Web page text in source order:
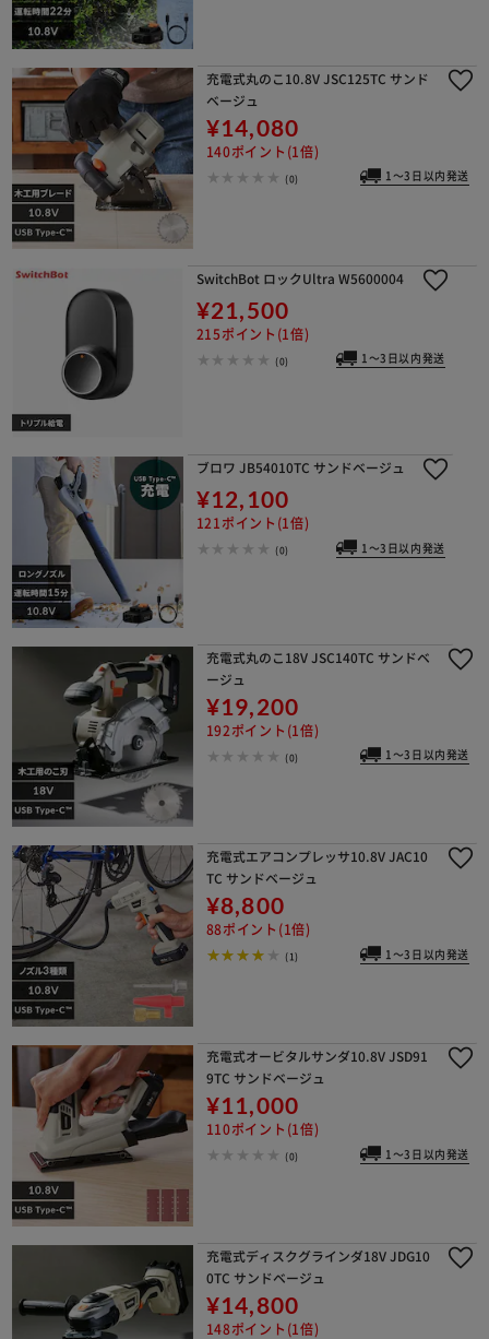
充電式丸のこ10.8V JSC125TC サンド
ベージュ
¥14,080
140ポイント(1倍)
(0) 1～3日以内発送
SwitchBot ロックUltra W5600004
¥21,500
215ポイント(1倍)
(0) 1～3日以内発送
ブロワ JB54010TC サンドベージュ
¥12,100
121ポイント(1倍)
(0) 1～3日以内発送
充電式丸のこ18V JSC140TC サンドベ
ージュ
¥19,200
192ポイント(1倍)
(0) 1～3日以内発送
充電式エアコンプレッサ10.8V JAC10
TC サンドベージュ
¥8,800
88ポイント(1倍)
(1) 1～3日以内発送
充電式オービタルサンダ10.8V JSD91
9TC サンドベージュ
¥11,000
110ポイント(1倍)
(0) 1～3日以内発送
充電式ディスクグラインダ18V JDG10
0TC サンドベージュ
¥14,800
148ポイント(1倍)